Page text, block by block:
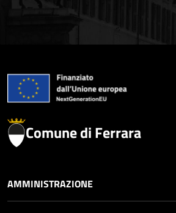
Comune di Ferrara
AMMINISTRAZIONE